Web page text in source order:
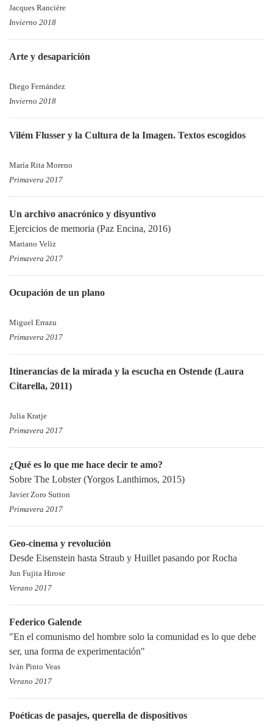
Jacques Rancière
Invierno 2018
Arte y desaparición
Diego Fernández
Invierno 2018
Vilém Flusser y la Cultura de la Imagen. Textos escogidos
María Rita Moreno
Primavera 2017
Un archivo anacrónico y disyuntivo
Ejercicios de memoria (Paz Encina, 2016)
Mariano Veliz
Primavera 2017
Ocupación de un plano
Miguel Errazu
Primavera 2017
Itinerancias de la mirada y la escucha en Ostende (Laura
Citarella, 2011)
Julia Kratje
Primavera 2017
¿Qué es lo que me hace decir te amo?
Sobre The Lobster (Yorgos Lanthimos, 2015)
Javier Zoro Sutton
Primavera 2017
Geo-cinema y revolución
Desde Eisenstein hasta Straub y Huillet pasando por Rocha
Jun Fujita Hirose
Verano 2017
Federico Galende
"En el comunismo del hombre solo la comunidad es lo que debe
ser, una forma de experimentación"
Iván Pinto Veas
Verano 2017
Poéticas de pasajes, querella de dispositivos